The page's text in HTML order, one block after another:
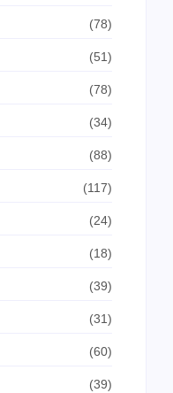
(78)
(51)
(78)
(34)
(88)
(117)
(24)
(18)
(39)
(31)
(60)
(39)